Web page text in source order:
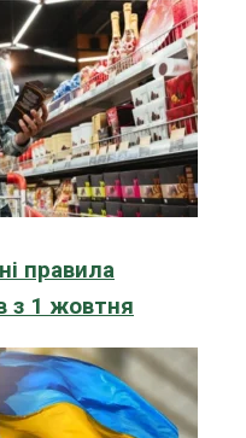
правила
з 1 жовтня